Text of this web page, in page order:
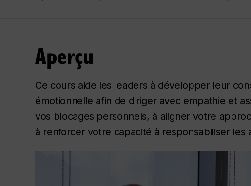
Aperçu
Ce cours aide les leaders à développer leur
émotionnelle afin de diriger avec empathie et
vos blocages personnels, à aligner votre
à renforcer votre capacité à responsabiliser les